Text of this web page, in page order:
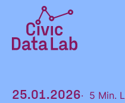
Inhalt
springen
Lab
25.01.2026 5 Min.